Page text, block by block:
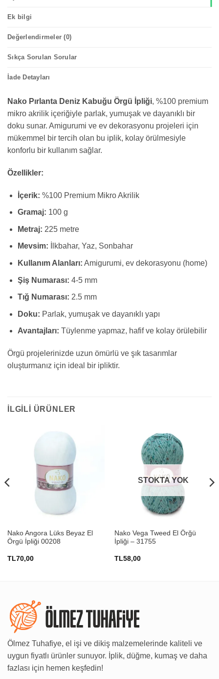
Ek bilgi
Değerlendirmeler (0)
Sıkça Sorulan Sorular
İade Detayları
Nako Pırlanta Deniz Kabuğu Örgü İpliği, %100 premium
mikro akrilik içeriğiyle parlak, yumuşak ve dayanıklı bir
doku sunar. Amigurumi ve ev dekorasyonu projeleri için
mükemmel bir tercih olan bu iplik, kolay örülmesiyle
konforlu bir kullanım sağlar.
Özellikler:
İçerik: %100 Premium Mikro Akrilik
Gramaj: 100 g
Metraj: 225 metre
Mevsim: İlkbahar, Yaz, Sonbahar
Kullanım Alanları: Amigurumi, ev dekorasyonu (home)
Şiş Numarası: 4-5 mm
Tığ Numarası: 2.5 mm
Doku: Parlak, yumuşak ve dayanıklı yapı
Avantajları: Tüylenme yapmaz, hafif ve kolay örülebilir
Örgü projelerinizde uzun ömürlü ve şık tasarımlar
oluşturmanız için ideal bir ipliktir.
İLGILI ÜRÜNLER
Nako Angora Lüks Beyaz El
Örgü İpliği 00208
TL70,00
STOKTA YOK
Nako Vega Tweed El Örğü
İpliği – 31755
TL58,00
Ölmez Tuhafiye, el işi ve dikiş malzemelerinde kaliteli ve
uygun fiyatlı ürünler sunuyor. İplik, düğme, kumaş ve daha
fazlası için hemen keşfedin!